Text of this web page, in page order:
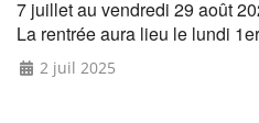
7 juillet au vendredi 29 août
La rentrée aura lieu le lundi
2 juil 2025